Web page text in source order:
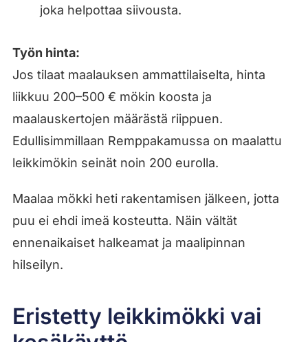
joka helpottaa siivousta.
Työn hinta:
Jos tilaat maalauksen ammattilaiselta, hinta
liikkuu 200–500 € mökin koosta ja
maalauskertojen määrästä riippuen.
Edullisimmillaan Remppakamussa on maalattu
leikkimökin seinät noin 200 eurolla.
Maalaa mökki heti rakentamisen jälkeen, jotta
puu ei ehdi imeä kosteutta. Näin vältät
ennenaikaiset halkeamat ja maalipinnan
hilseilyn.
Eristetty leikkimökki vai